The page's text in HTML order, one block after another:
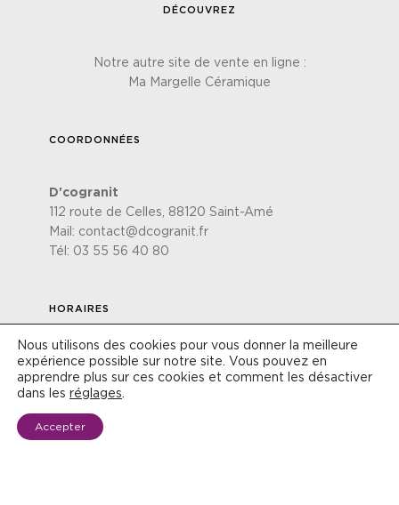
DÉCOUVREZ
Notre autre site de vente en ligne :
Ma Margelle Céramique
COORDONNÉES
D'cogranit
112 route de Celles, 88120 Saint-Amé
Mail: contact@dcogranit.fr
Tél: 03 55 56 40 80
HORAIRES
Du lundi au vendredi
de 8h30 à 12h00 & de 13h30 à 18h00
Le Samedi
de 8h30 à 12h00
Nous utilisons des cookies pour vous donner la meilleure
expérience possible sur notre site. Vous pouvez en
apprendre plus sur ces cookies et comment les désactiver
dans les réglages.
Accepter